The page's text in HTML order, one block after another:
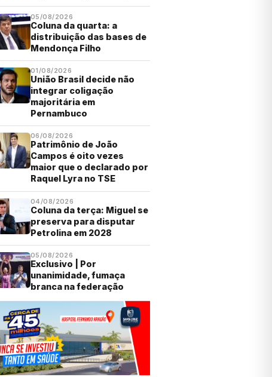
05/08/2026
Coluna da quarta: a
distribuição das bases de
Mendonça Filho
01/08/2026
União Brasil decide não
integrar coligação
majoritária em
Pernambuco
06/08/2026
Patrimônio de João
Campos é oito vezes
maior que o declarado por
Raquel Lyra no TSE
04/08/2026
Coluna da terça: Miguel se
preserva para disputar
Petrolina em 2028
05/08/2026
Exclusivo | Por
unanimidade, fumaça
branca na federação